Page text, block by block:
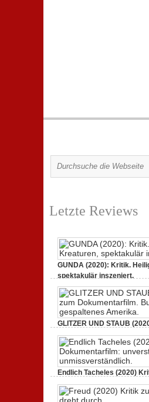
Letzte Reviews
GUNDA (2020): Kritik.
spektakulär inszeniert.
GLITZER UND STAUB
Dokumentarfilm.
3. Oktober 2020,2 Comments
Endlich Tacheles (2020)
Dokumentarfilm:
19. Mai 2020,0 Comments